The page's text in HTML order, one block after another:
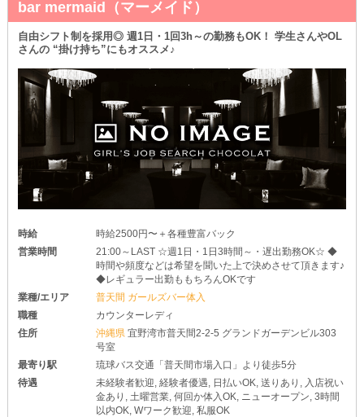
つまり、学生さんやWワークさんでも、スキマ時間を使って稼げる
あなたのワークスタイルに合わせた働き方をご提案します♪
✦お好きな格好で大丈夫✦
「出勤する前に着替えるのって意外と面倒…」
そう思っている子に朗報！
勤務中の服装は《私服》で構いません◎
お洋服を新たに購入しなくても良いですし、出先から直接出勤でき
ます♥
自由にコーディネートを組んでみてくださいね♪
bar mermaid（マーメイド）
自由シフト制を採用◎ 週1日・1回3h～の勤務もOK！ 学生さんやOL
さんの “掛け持ち”にもオススメ♪
時給
時給2500円〜＋各種豊富バック
営業時間
21:00～LAST ☆週1日・1日3時間～・遅出勤務OK☆ ◆
時間や頻度などは希望を聞いた上で決めさせて頂きます♪
◆レギュラー出勤ももちろんOKです
業種/エリア
普天間 ガールズバー体入
職種
カウンターレディ
住所
沖縄県宜野湾市普天間2-2-5 グランドガーデンビル303
号室
最寄り駅
琉球バス交通「普天間市場入口」より徒歩5分
待遇
未経験者歓迎, 経験者優遇, 日払いOK, 送りあり, 入店祝い
金あり, 土曜営業, 何回か体入OK, ニューオープン, 3時間
以内OK, Wワーク歓迎, 私服OK